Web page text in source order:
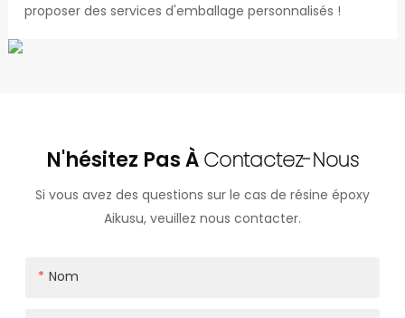
proposer des services d'emballage personnalisés !
N'hésitez Pas ÀContactez-Nous
Si vous avez des questions sur le cas de résine époxy
Aikusu, veuillez nous contacter.
Nom